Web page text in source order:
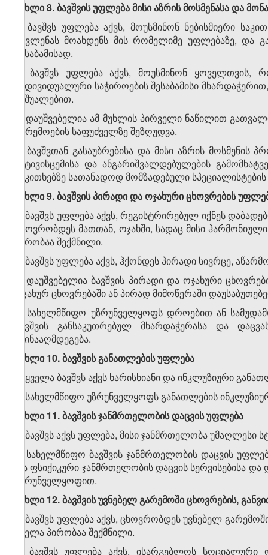
მუხლი 8. ბავშვის უფლება მისი აზრის მოსმენასა და
1. ბავშვს უფლება აქვს, მოუსმინონ ნებისმიერი
გავლენას მოახდენს მის რომელიმე უფლებაზე, და
შესაბამისად.
2. ბავშვს უფლება აქვს, მოუსმინონ
ინდივიდუალური საჭიროების შესაბამისი
საშუალებით.
3. დაუშვებელია ამ მუხლის პირველი ნაწილით
გარემოების საფუძველზე შეზღუდვა.
4. ბავშვთან გასაუბრებისა და მისი აზრის
პატივისცემისა და ანგარიშვალდებულების
საკითხებზე სათანადოდ მომზადებული
მუხლი 9. ბავშვის პირადი და ოჯახური ცხოვრების
1. ბავშვს უფლება აქვს, რეგისტრირებულ იქნეს
ცხოვრობდეს მათთან, ოჯახში, სადაც მისი
პირობაა შექმნილი.
2. ბავშვს უფლება აქვს, ჰქონდეს პირადი სივრცე,
3. დაუშვებელია ბავშვის პირადი და ოჯახური
ოჯახურ ცხოვრებაში ან პირად მიმოწერაში
4. სახელმწიფო უზრუნველყოფს დროებით ან
ბავშვის განსაკუთრებულ მხარდაჭერასა და
ეწინააღმდეგება.
მუხლი 10. ბავშვის განათლების უფლება
1. ყველა ბავშვს აქვს ხარისხიანი და ინკლუზიური
2. სახელმწიფო უზრუნველყოფს განათლების
მუხლი 11. ბავშვის ჯანმრთელობის დაცვის უფლება
1. ბავშვს აქვს უფლება, მისი ჯანმრთელობა
2. სახელმწიფო ბავშვის ჯანმრთელობის დაცვის
და ფსიქიკური ჯანმრთელობის დაცვის სერვისებისა
უზრუნველყოფით.
მუხლი 12. ბავშვის უვნებელ გარემოში ცხოვრების,
1. ბავშვს უფლება აქვს, ცხოვრობდეს უვნებელ
ყველა პირობაა შექმნილი.
2. ბავშვს უფლება აქვს, ისარგებლოს